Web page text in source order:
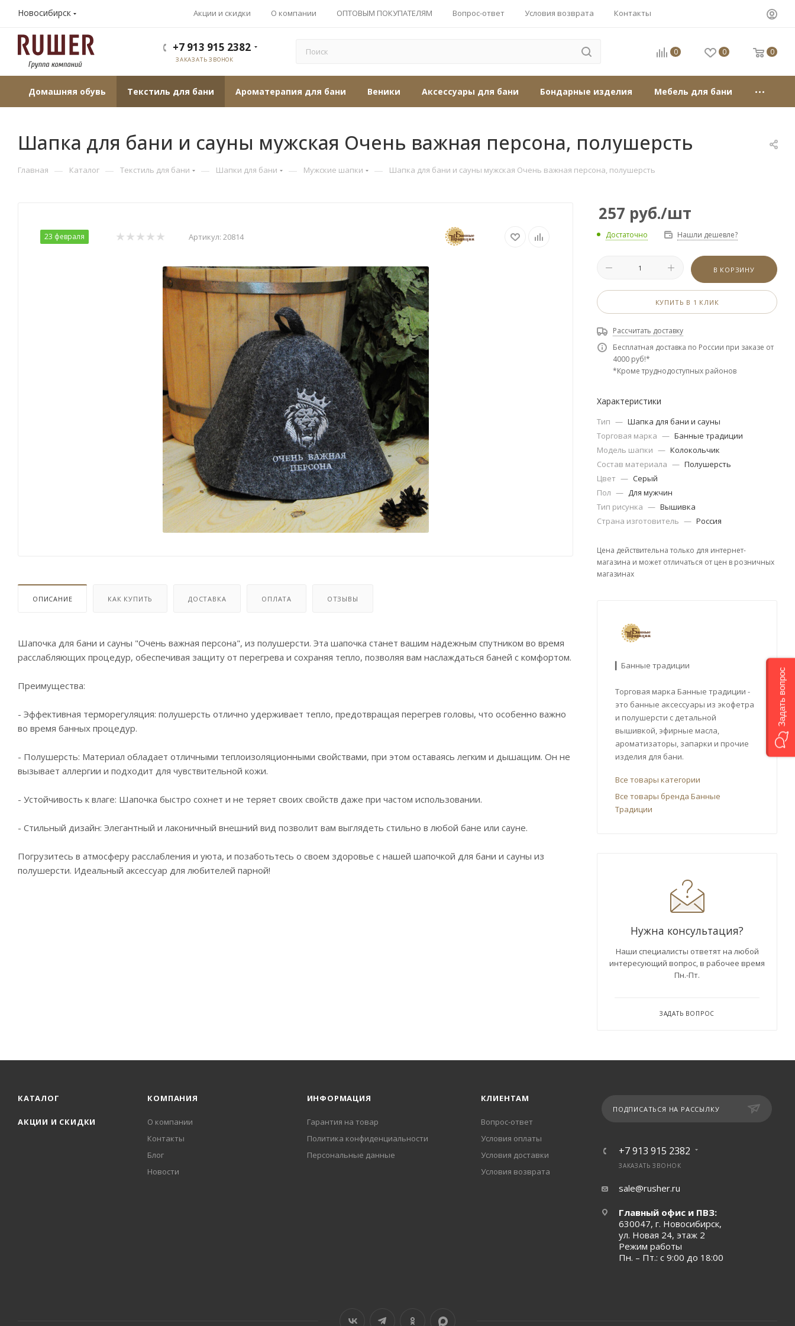
Новосибирск Акции и скидки О компании ОПТОВЫМ ПОКУПАТЕЛЯМ Вопрос-ответ Условия возврата Контакты
+7 913 915 2382
ЗАКАЗАТЬ ЗВОНОК
0 0 0
Домашняя обувь Текстиль для бани Ароматерапия для бани Веники Аксессуары для бани Бондарные изделия Мебель для бани
Шапка для бани и сауны мужская Очень важная персона, полушерсть
Главная — Каталог — Текстиль для бани — Шапки для бани — Мужские шапки — Шапка для бани и сауны мужская Очень важная персона, полушерсть
23 февраля Артикул: 20814
ОПИСАНИЕ КАК КУПИТЬ ДОСТАВКА ОПЛАТА ОТЗЫВЫ
Шапочка для бани и сауны "Очень важная персона", из полушерсти. Эта шапочка станет вашим надежным спутником во время
расслабляющих процедур, обеспечивая защиту от перегрева и сохраняя тепло, позволяя вам наслаждаться баней с комфортом.
Преимущества:
- Эффективная терморегуляция: полушерсть отлично удерживает тепло, предотвращая перегрев головы, что особенно важно
во время банных процедур.
- Полушерсть: Материал обладает отличными теплоизоляционными свойствами, при этом оставаясь легким и дышащим. Он не
вызывает аллергии и подходит для чувствительной кожи.
- Устойчивость к влаге: Шапочка быстро сохнет и не теряет своих свойств даже при частом использовании.
- Стильный дизайн: Элегантный и лаконичный внешний вид позволит вам выглядеть стильно в любой бане или сауне.
Погрузитесь в атмосферу расслабления и уюта, и позаботьтесь о своем здоровье с нашей шапочкой для бани и сауны из
полушерсти. Идеальный аксессуар для любителей парной!
257 руб./шт
Достаточно Нашли дешевле?
В КОРЗИНУ
КУПИТЬ В 1 КЛИК
Рассчитать доставку
Бесплатная доставка по России при заказе от
4000 руб!*
*Кроме труднодоступных районов
Характеристики
Тип — Шапка для бани и сауны
Торговая марка — Банные традиции
Модель шапки — Колокольчик
Состав материала — Полушерсть
Цвет — Серый
Пол — Для мужчин
Тип рисунка — Вышивка
Страна изготовитель — Россия
Цена действительна только для интернет-
магазина и может отличаться от цен в розничных
магазинах
▎Банные традиции
Торговая марка Банные традиции -
это банные аксессуары из экофетра
и полушерсти с детальной
вышивкой, эфирные масла,
ароматизаторы, запарки и прочие
изделия для бани.
Все товары категории
Все товары бренда Банные
Традиции
Нужна консультация?
Наши специалисты ответят на любой
интересующий вопрос, в рабочее время
Пн.-Пт.
ЗАДАТЬ ВОПРОС
КАТАЛОГ
АКЦИИ И СКИДКИ
КОМПАНИЯ
О компании
Контакты
Блог
Новости
ИНФОРМАЦИЯ
Гарантия на товар
Политика конфиденциальности
Персональные данные
КЛИЕНТАМ
Вопрос-ответ
Условия оплаты
Условия доставки
Условия возврата
ПОДПИСАТЬСЯ НА РАССЫЛКУ
+7 913 915 2382
ЗАКАЗАТЬ ЗВОНОК
sale@rusher.ru
Главный офис и ПВЗ:
630047, г. Новосибирск,
ул. Новая 24, этаж 2
Режим работы
Пн. – Пт.: с 9:00 до 18:00
Задать вопрос